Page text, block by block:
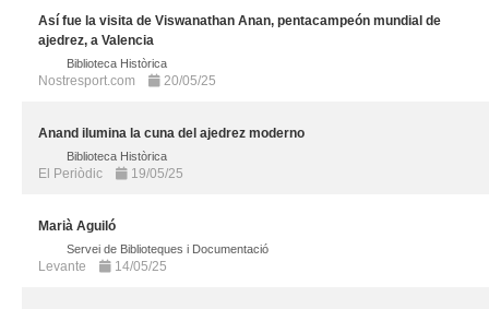
Así fue la visita de Viswanathan Anan, pentacampeón mundial de
ajedrez, a Valencia
Biblioteca Històrica
Nostresport.com 20/05/25
Anand ilumina la cuna del ajedrez moderno
Biblioteca Històrica
El Periòdic 19/05/25
Marià Aguiló
Servei de Biblioteques i Documentació
Levante 14/05/25